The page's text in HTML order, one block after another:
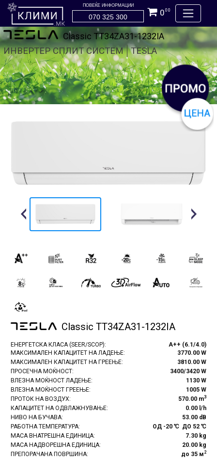
ПОВЕЌЕ ИНФОРМАЦИИ
070 325 300 000
Classic TT34ZA31-1232IA
ИНВЕРТЕР СПЛИТ СИСТЕМ TESLA
Previous Next
Classic TT34ZA31-1232IA
ЕНЕРГЕТСКА КЛАСА (SEER/SCOP):
A++ (6.1/4.0)
МАКСИМАЛЕН КАПАЦИТЕТ НА ЛАДЕЊЕ:
3770.00 W
МАКСИМАЛЕН КАПАЦИТЕТ НА ГРЕЕЊЕ:
3810.00 W
ПРОСЕЧНА МОЌНОСТ:
3400/3420 W
ВЛЕЗНА МОЌНОСТ ЛАДЕЊЕ:
1130 W
ВЛЕЗНА МОЌНОСТ ГРЕЕЊЕ:
1005 W
ПРОТОК НА ВОЗДУХ:
570.00 m3
КАПАЦИТЕТ НА ОДВЛАЖНУВАЊЕ:
0.00 l/h
НИВО НА БУЧАВА:
53.00 dB
РАБОТНА ТЕМПЕРАТУРА:
ОД -20 ℃ ДО 52 ℃
МАСА ВНАТРЕШНА ЕДИНИЦА:
7.30 kg
МАСА НАДВОРЕШНА ЕДИНИЦА:
20.00 kg
ПРЕПОРАЧАНА ПОВРШИНА:
до 35 м2